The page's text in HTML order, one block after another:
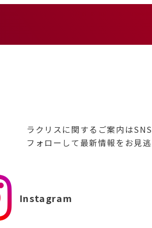
ラクリスに関するご案内は
フォローして最新情報をお見逃
Instagram